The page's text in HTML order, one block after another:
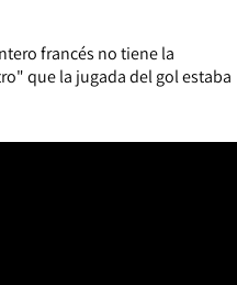
francés no tiene la
que la jugada del gol estaba